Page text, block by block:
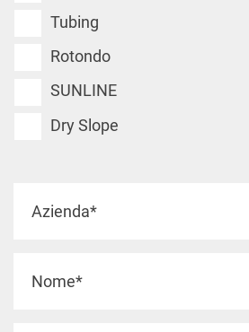
Tubing
Rotondo
SUNLINE
Dry Slope